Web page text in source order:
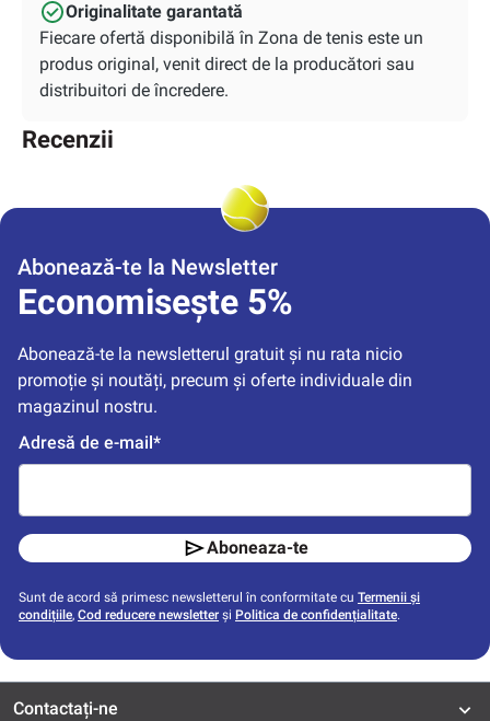
Originalitate garantată
Fiecare ofertă disponibilă în Zona de tenis este un
produs original, venit direct de la producători sau
distribuitori de încredere.
Recenzii
Abonează-te la Newsletter
Economisește 5%
Abonează-te la newsletterul gratuit și nu rata nicio
promoție și noutăți, precum și oferte individuale din
magazinul nostru.
Adresă de e-mail*
Aboneaza-te
Sunt de acord să primesc newsletterul în conformitate cu Termenii și
condițiile, Cod reducere newsletter și Politica de confidențialitate.
Contactați-ne